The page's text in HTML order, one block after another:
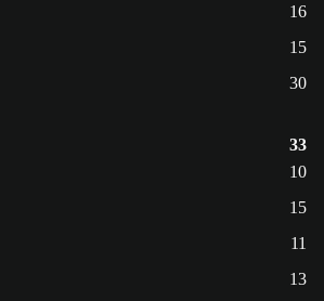
16
15
30
33
10
15
11
13